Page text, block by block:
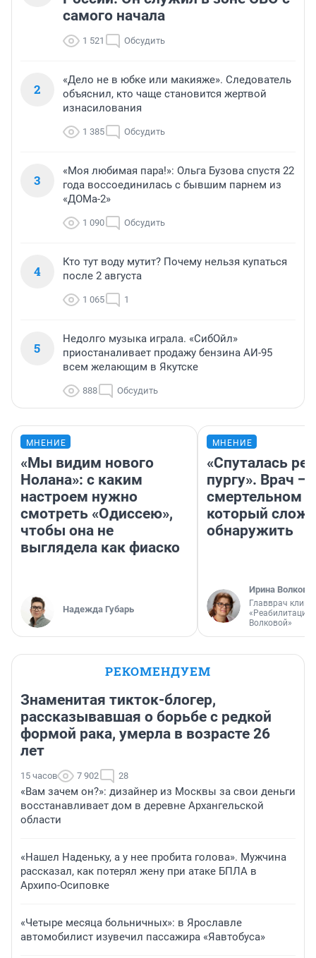
самого начала
1 521 Обсудить
2
«Дело не в юбке или макияже». Следователь
объяснил, кто чаще становится жертвой
изнасилования
1 385 Обсудить
3
«Моя любимая пара!»: Ольга Бузова спустя 22
года воссоединилась с бывшим парнем из
«ДОМа-2»
1 090 Обсудить
4
Кто тут воду мутит? Почему нельзя купаться
после 2 августа
1 065 1
5
Недолго музыка играла. «СибОйл»
приостаналивает продажу бензина АИ-95
всем желающим в Якутске
888 Обсудить
МНЕНИЕ
«Мы видим нового
Нолана»: с каким
настроем нужно
смотреть «Одиссею»,
чтобы она не
выглядела как фиаско
Надежда Губарь
МНЕНИЕ
«Спуталась
пургу». Врач —
смертельном
который
обнаружить
Ирина Волкова
Главврач
«Реабилитация
Волковой»
РЕКОМЕНДУЕМ
Знаменитая тикток-блогер,
рассказывавшая о борьбе с редкой
формой рака, умерла в возрасте 26
лет
15 часов 7 902 28
«Вам зачем он?»: дизайнер из Москвы за свои деньги
восстанавливает дом в деревне Архангельской
области
«Нашел Наденьку, а у нее пробита голова». Мужчина
рассказал, как потерял жену при атаке БПЛА в
Архипо-Осиповке
«Четыре месяца больничных»: в Ярославле
автомобилист изувечил пассажира «Яавтобуса»